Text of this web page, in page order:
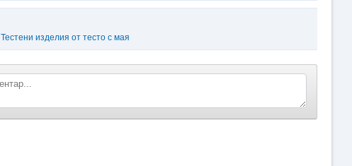
Тестени изделия от тесто с мая